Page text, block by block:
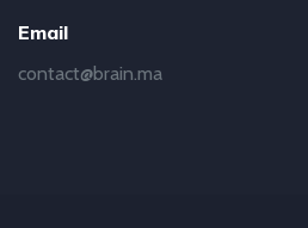
Email
contact@brain.ma